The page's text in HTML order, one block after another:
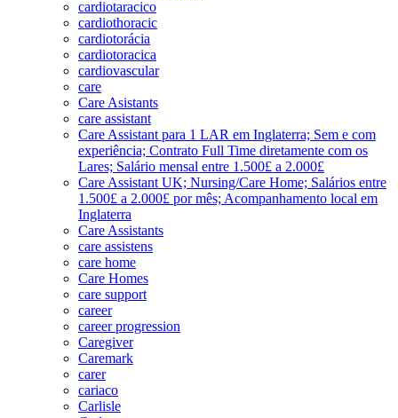
cardiotaracico
cardiothoracic
cardiotorácia
cardiotoracica
cardiovascular
care
Care Asistants
care assistant
Care Assistant para 1 LAR em Inglaterra; Sem e com
experiência; Contrato Full Time diretamente com os
Lares; Salário mensal entre 1.500£ a 2.000£
Care Assistant UK; Nursing/Care Home; Salários entre
1.500£ a 2.000£ por mês; Acompanhamento local em
Inglaterra
Care Assistants
care assistens
care home
Care Homes
care support
career
career progression
Caregiver
Caremark
carer
cariaco
Carlisle